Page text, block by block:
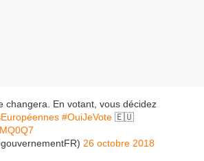
changera. En votant, vous décidez
#OuiJeVote 🇪🇺
26 octobre 2018